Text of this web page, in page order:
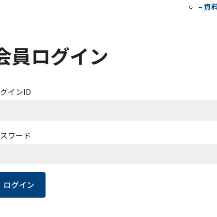
– 資
員ログイン
インID
ワード
ログイン